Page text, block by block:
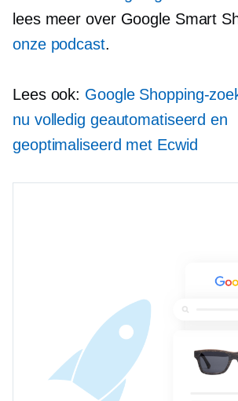
lees meer over Google Smart
onze podcast.
Lees ook: Google Shopping-
nu volledig geautomatiseerd en
geoptimaliseerd met Ecwid